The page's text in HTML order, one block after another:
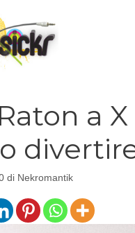
a
di Nekromantik